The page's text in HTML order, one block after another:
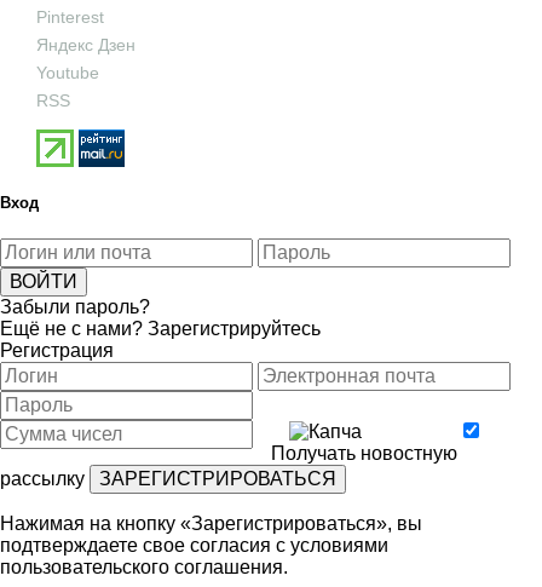
Pinterest
Яндекс Дзен
Youtube
RSS
Вход
Забыли пароль?
Ещё не с нами? Зарегистрируйтесь
Регистрация
Получать новостную
рассылку
Нажимая на кнопку «Зарегистрироваться», вы
подтверждаете свое согласия с условиями
пользовательского соглашения.